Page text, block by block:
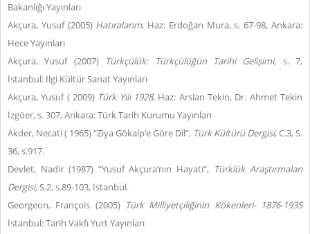
Bakanlığı Yayınları
Akçura, Yusuf (2005) Hatıralarım, Haz: Erdoğan Mura, s. 67-98, Ankara:
Hece Yayınları
Akçura, Yusuf (2007)
Türkçülük: Türkçülüğün Tarihi Gelişimi, s. 7,
İstanbul: İlgi Kültür Sanat Yayınları
Akçura, Yusuf ( 2009) Türk Yılı 1928, Haz: Arslan Tekin, Dr. Ahmet Tekin
İzgöer, s. 307, Ankara: Türk Tarih Kurumu Yayınları
Akder, Necati ( 1965) “Ziya Gökalp’e Göre Dil”, Türk Kültürü Dergisi, C.3, S.
36, s.917.
Devlet, Nadir (1987) “Yusuf Akçura’nın Hayatı”, Türklük Araştırmaları
Dergisi,S.2, s.89-103, İstanbul.
Georgeon, François (2005) Türk Milliyetçiliğinin Kökenleri- 1876-1935
İstanbul: Tarih Vakfı Yurt Yayınları